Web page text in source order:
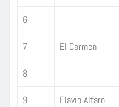
6
El Carmen
7
8
9 Flavio Alfaro